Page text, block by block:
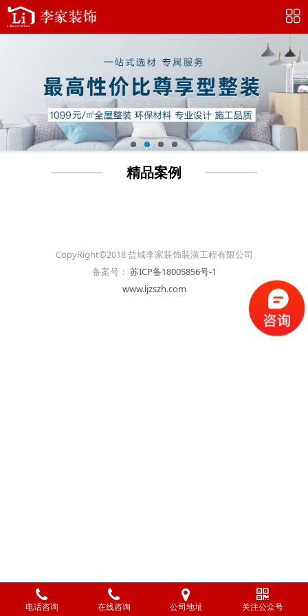
精品案例
CopyRight©2018 盐城李家装饰装潢工程有限公司
备案号： 苏ICP备18005856号-1
www.ljzszh.com
电话咨询 在线咨询 公司地址 关注公众号